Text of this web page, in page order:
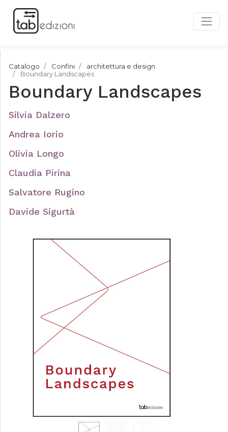
Catalogo Confini
architettura e design
Boundary Landscapes
Boundary Landscapes
Silvia Dalzero
Andrea Iorio
Olivia Longo
Claudia Pirina
Salvatore Rugino
Davide Sigurtà